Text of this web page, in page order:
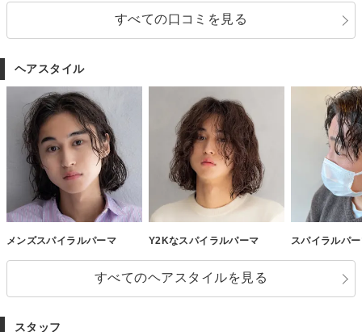
すべての口コミを見る
ヘアスタイル
メンズスパイラルパーマ Y2Kなスパイラルパーマ スパイラルパ
すべてのヘアスタイルを見る
スタッフ